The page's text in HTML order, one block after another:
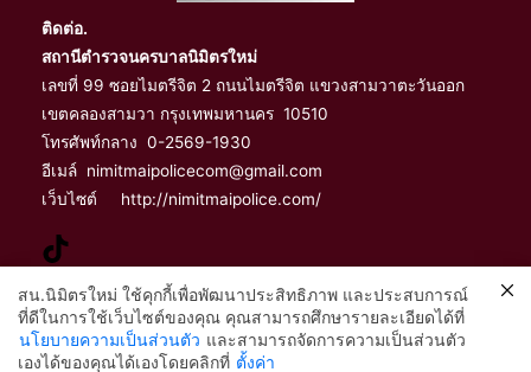
ติดต่อ.
สถานีตำรวจนครบาลนิมิตรใหม่
เลขที่ 99 ซอยไมตรีจิต 2 ถนนไมตรีจิต แขวงสามวาตะวันออก
เขตคลองสามวา กรุงเทพมหานคร 10510
โทรศัพท์กลาง 0-2569-1930
อีเมล์ nimitmaipolicecom@gmail.com
เว็บไซต์ http://nimitmaipolice.com/
จัดทำและเผยแพร่โดย
ฝ่ายอำนวยการ สถานีตำรวจนครบาลนิมิตรใหม่
สน.นิมิตรใหม่ ใช้คุกกี้เพื่อพัฒนาประสิทธิภาพ และประสบการณ์
ที่ดีในการใช้เว็บไซต์ของคุณ คุณสามารถศึกษารายละเอียดได้ที่
นโยบายความเป็นส่วนตัว และสามารถจัดการความเป็นส่วนตัว
เองได้ของคุณได้เองโดยคลิกที่ ตั้งค่า